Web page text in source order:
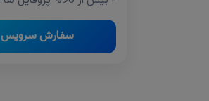
سفارش سرویس